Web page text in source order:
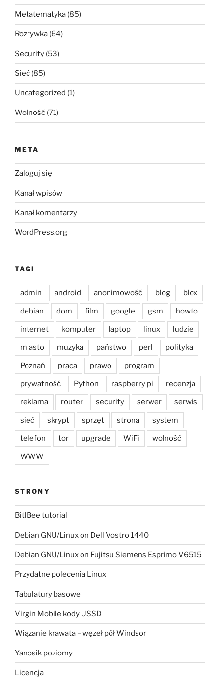
Metatematyka (85)
Rozrywka (64)
Security (53)
Sieć (85)
Uncategorized (1)
Wolność (71)
META
Zaloguj się
Kanał wpisów
Kanał komentarzy
WordPress.org
TAGI
admin android anonimowość blog blox
debian dom film google gsm howto
internet komputer laptop linux ludzie
miasto muzyka państwo perl polityka
Poznań praca prawo program
prywatność Python raspberry pi recenzja
reklama router security serwer serwis
sieć skrypt sprzęt strona system
telefon tor upgrade WiFi wolność
WWW
STRONY
BitlBee tutorial
Debian GNU/Linux on Dell Vostro 1440
Debian GNU/Linux on Fujitsu Siemens Esprimo V6515
Przydatne polecenia Linux
Tabulatury basowe
Virgin Mobile kody USSD
Wiązanie krawata – węzeł pół Windsor
Yanosik poziomy
Licencja